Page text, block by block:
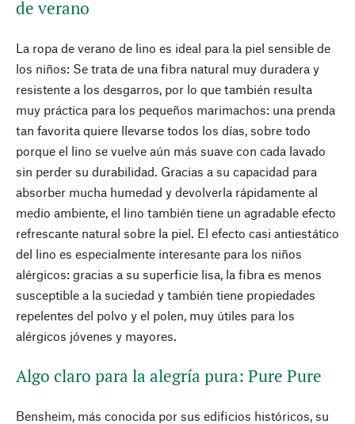
de verano
La ropa de verano de lino es ideal para la piel sensible de
los niños: Se trata de una fibra natural muy duradera y
resistente a los desgarros, por lo que también resulta
muy práctica para los pequeños marimachos: una prenda
tan favorita quiere llevarse todos los días, sobre todo
porque el lino se vuelve aún más suave con cada lavado
sin perder su durabilidad. Gracias a su capacidad para
absorber mucha humedad y devolverla rápidamente al
medio ambiente, el lino también tiene un agradable efecto
refrescante natural sobre la piel. El efecto casi antiestático
del lino es especialmente interesante para los niños
alérgicos: gracias a su superficie lisa, la fibra es menos
susceptible a la suciedad y también tiene propiedades
repelentes del polvo y el polen, muy útiles para los
alérgicos jóvenes y mayores.
Algo claro para la alegría pura: Pure Pure
Bensheim, más conocida por sus edificios históricos, su